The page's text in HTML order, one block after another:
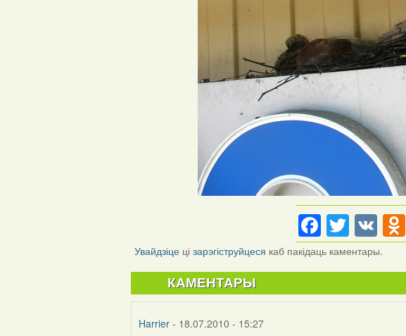
VK
Увайдзіце цізарэгіструйцеся каб пакідаць каментары.
КАМЕНТАРЫ
Harrier - 18.07.2010 - 15:27